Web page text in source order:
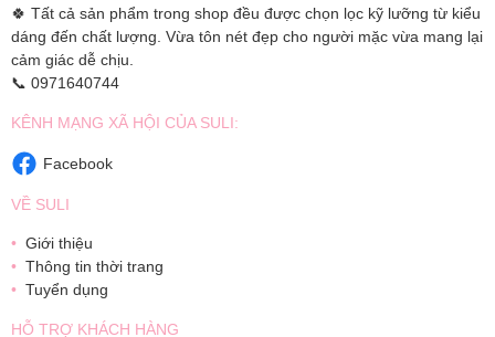
🍀 Tất cả sản phẩm trong shop đều được chọn lọc kỹ lưỡng từ kiểu
dáng đến chất lượng. Vừa tôn nét đẹp cho người mặc vừa mang lại
cảm giác dễ chịu.
📞 0971640744
KÊNH MẠNG XÃ HỘI CỦA SULI:
Facebook
VỀ SULI
Giới thiệu
Thông tin thời trang
Tuyển dụng
HỖ TRỢ KHÁCH HÀNG